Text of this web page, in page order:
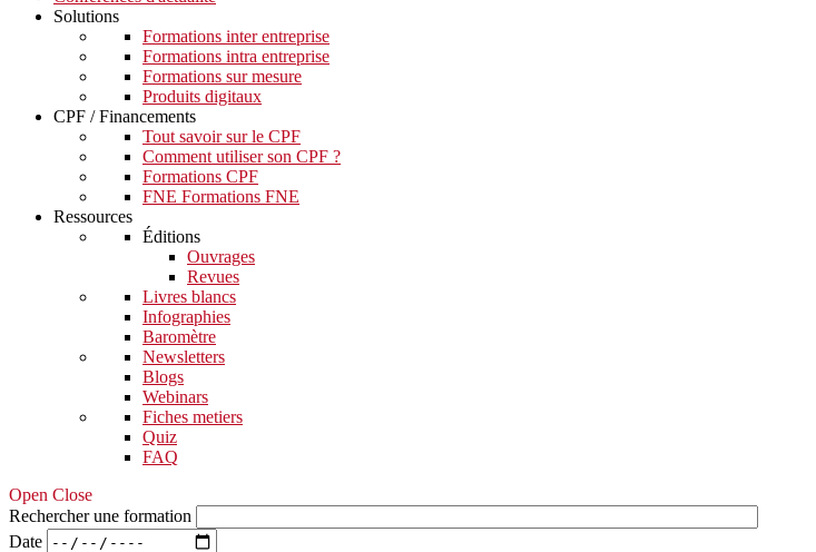
Solutions
Formations inter entreprise
Formations intra entreprise
Formations sur mesure
Produits digitaux
CPF / Financements
Tout savoir sur le CPF
Comment utiliser son CPF ?
Formations CPF
FNE Formations FNE
Ressources
Éditions
Ouvrages
Revues
Livres blancs
Infographies
Baromètre
Newsletters
Blogs
Webinars
Fiches metiers
Quiz
FAQ
Open Close
Rechercher une formation
Date